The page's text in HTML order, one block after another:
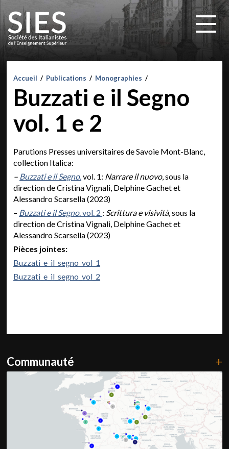
Accueil / Publications / Monographies /
Buzzati e il Segno
vol. 1 e 2
Parutions Presses universitaires de Savoie Mont-Blanc,
collection Italica:
– Buzzati e il Segno.vol. 1: Narrare il nuovo, sous la
direction de Cristina Vignali, Delphine Gachet et
Alessandro Scarsella (2023)
– Buzzati e il Segno. vol. 2 : Scrittura e visività, sous la
direction de Cristina Vignali, Delphine Gachet et
Alessandro Scarsella (2023)
Pièces jointes:
Buzzati_e_il_segno_vol_1
Buzzati_e_il_segno_vol_2
Communauté +